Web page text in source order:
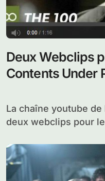
Deux Webclips
Contents Under
La chaîne youtube de la CW vient de publier
deux webclips pour